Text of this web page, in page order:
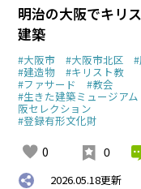
明治の大阪でキリ
建築
#大阪市 #大阪市北区
#建造物 #キリスト教
#ファサード #教会
#生きた建築ミュージアム
阪セレクション
#登録有形文化財
0 0
2026.05.18更新